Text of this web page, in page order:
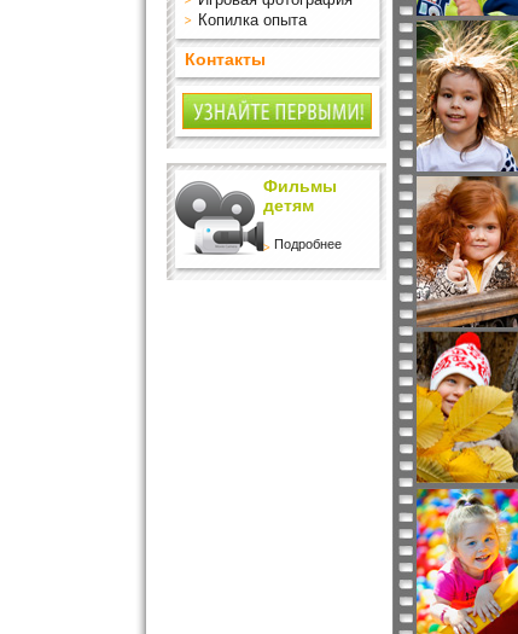
Копилка опыта
Контакты
Фильмы
детям
Подробнее